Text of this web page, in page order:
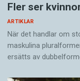
Fler ser
ARTIKLAR
När det handlar om
maskulina
ersätts av